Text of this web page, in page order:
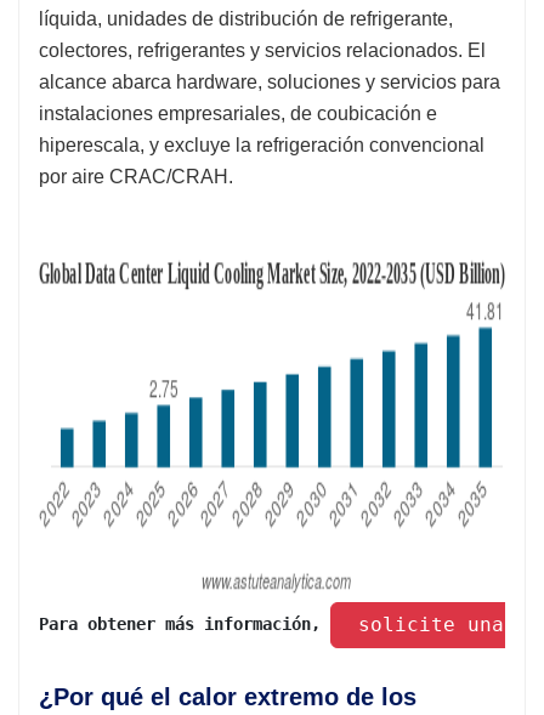
líquida, unidades de distribución de refrigerante,
colectores, refrigerantes y servicios relacionados. El
alcance abarca hardware, soluciones y servicios para
instalaciones empresariales, de coubicación e
hiperescala, y excluye la refrigeración convencional
por aire CRAC/CRAH.
Para obtener más información, solicite una
¿Por qué el calor extremo de los